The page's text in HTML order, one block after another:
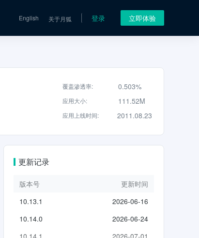
English 关于月狐 登录 立即体验
覆盖渗透率: 0.503%
应用大小: 111.52M
应用上线时间: 2011.08.23
更新记录
版本号
更新时间
10.13.1
2026-06-16
10.14.0
2026-06-24
10.14.1
2026-07-01